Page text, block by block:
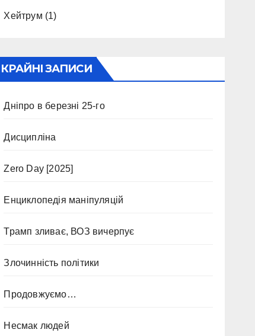
Хейтрум (1)
КРАЙНІ ЗАПИСИ
Дніпро в березні 25-го
Дисципліна
Zero Day [2025]
Енциклопедія маніпуляцій
Трамп зливає, ВОЗ вичерпує
Злочинність політики
Продовжуємо…
Несмак людей